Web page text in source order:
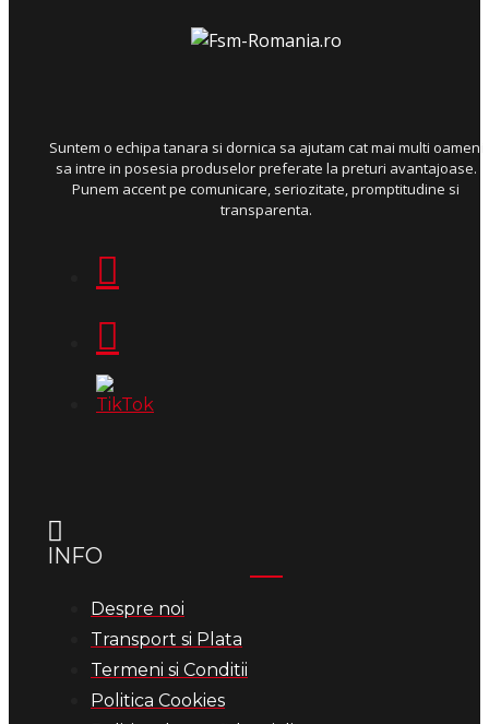
Suntem o echipa tanara si dornica sa ajutam cat mai multi oameni
sa intre in posesia produselor preferate la preturi avantajoase.
Punem accent pe comunicare, seriozitate, promptitudine si
transparenta.
INFO
Despre noi
Transport si Plata
Termeni si Conditii
Politica Cookies